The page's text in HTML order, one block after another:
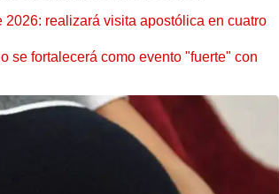
realizará visita apostólica en cuatro
se fortalecerá como evento "fuerte" con